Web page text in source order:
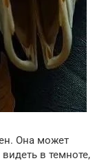
Она может
в темноте,